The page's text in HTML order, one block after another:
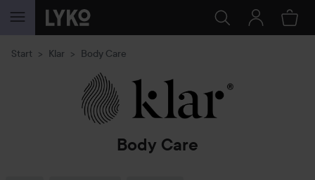
GÅ TIL INNHOLD
Start Klar Body Care
Body Care